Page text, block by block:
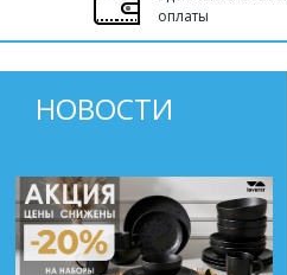
оплаты
НОВОСТИ